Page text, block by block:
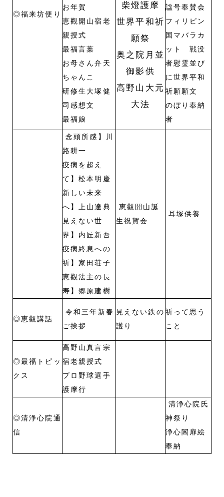
◎福来坊便り
お年賀
恵觀開山宿老
親授式
最福言葉
お母さん弁天
ちゃんこ
研修生大塚健
司感想文
最福娘
柴燈護摩
世界平和祈
願祭
奥之院月並
御影供
高野山大元
大法
諡号奉賛会
フィリピン
国マバラカ
ット 戦没
者慰霊並び
に世界平和
祈願願文
のぼり奉納
者
念頭所感】川
路耕一
疫病を超え
て】松本明慶
新しい未来
へ】上山達典
見えない世
界】内匠新吾
疫病終息への
祈】家田荘子
恵觀法主の長
寿】郷原建樹
恵觀開山誕
生祝賀会
耳塚供養
◎恵觀講話
令和三年新春
ご挨拶
見えない鉄の
護り
祈って思う
こと
◎最福トピッ
クス
高野山真言宗
宿老親授式
プロ野球選手
護摩行
◎清浄心院通
信
清浄心院氏
神祭り
浄心閣扉絵
奉納